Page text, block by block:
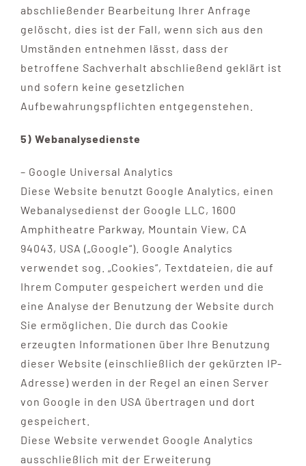
abschließender Bearbeitung Ihrer Anfrage
gelöscht, dies ist der Fall, wenn sich aus den
Umständen entnehmen lässt, dass der
betroffene Sachverhalt abschließend geklärt ist
und sofern keine gesetzlichen
Aufbewahrungspflichten entgegenstehen.
5) Webanalysedienste
– Google Universal Analytics
Diese Website benutzt Google Analytics, einen
Webanalysedienst der Google LLC, 1600
Amphitheatre Parkway, Mountain View, CA
94043, USA („Google“). Google Analytics
verwendet sog. „Cookies“, Textdateien, die auf
Ihrem Computer gespeichert werden und die
eine Analyse der Benutzung der Website durch
Sie ermöglichen. Die durch das Cookie
erzeugten Informationen über Ihre Benutzung
dieser Website (einschließlich der gekürzten IP-
Adresse) werden in der Regel an einen Server
von Google in den USA übertragen und dort
gespeichert.
Diese Website verwendet Google Analytics
ausschließlich mit der Erweiterung